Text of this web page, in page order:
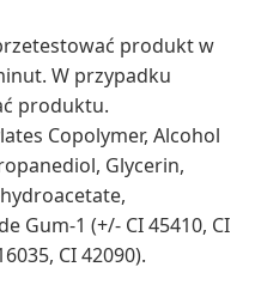
produkt w
W przypadku
produktu.
Copolymer, Alcohol
Glycerin,
Gum-1 (+/- CI 45410, CI
CI 42090).